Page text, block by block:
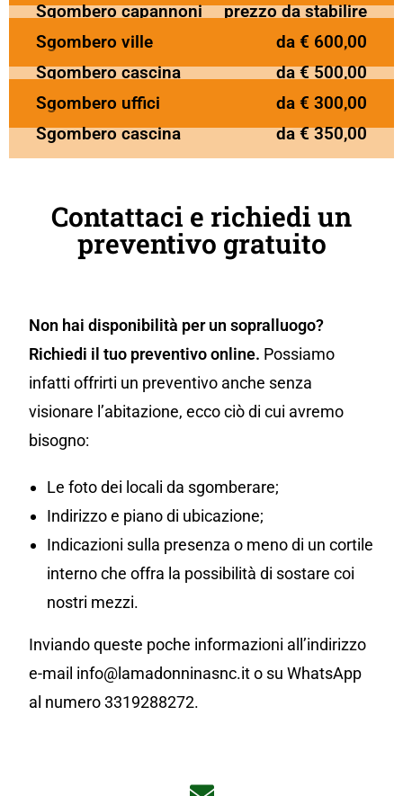
Sgombero capannoni
prezzo da stabilire
Sgombero ville
da € 600,00
Sgombero cascina
da € 500,00
Sgombero uffici
da € 300,00
Sgombero cascina
da € 350,00
Contattaci e richiedi un
preventivo gratuito
Non hai disponibilità per un sopralluogo?
Richiedi il tuo preventivo online. Possiamo
infatti offrirti un preventivo anche senza
visionare l’abitazione, ecco ciò di cui avremo
bisogno:
Le foto dei locali da sgomberare;
Indirizzo e piano di ubicazione;
Indicazioni sulla presenza o meno di un cortile
interno che offra la possibilità di sostare coi
nostri mezzi.
Inviando queste poche informazioni all’indirizzo
e-mail info@lamadonninasnc.it o su WhatsApp
al numero 3319288272.